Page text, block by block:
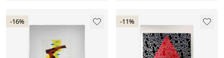
-16% -11%